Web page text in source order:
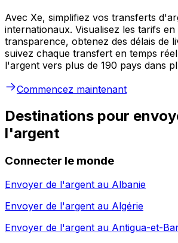
Avec Xe, simplifiez vos transferts
internationaux. Visualisez les tarifs
transparence, obtenez des délais de
suivez chaque transfert en temps
l'argent vers plus de 190 pays dans
Commencez maintenant
Destinations pour
l'argent
Connecter le monde
Envoyer de l'argent au Albanie
Envoyer de l'argent au Algérie
Envoyer de l'argent au Antigua-et-